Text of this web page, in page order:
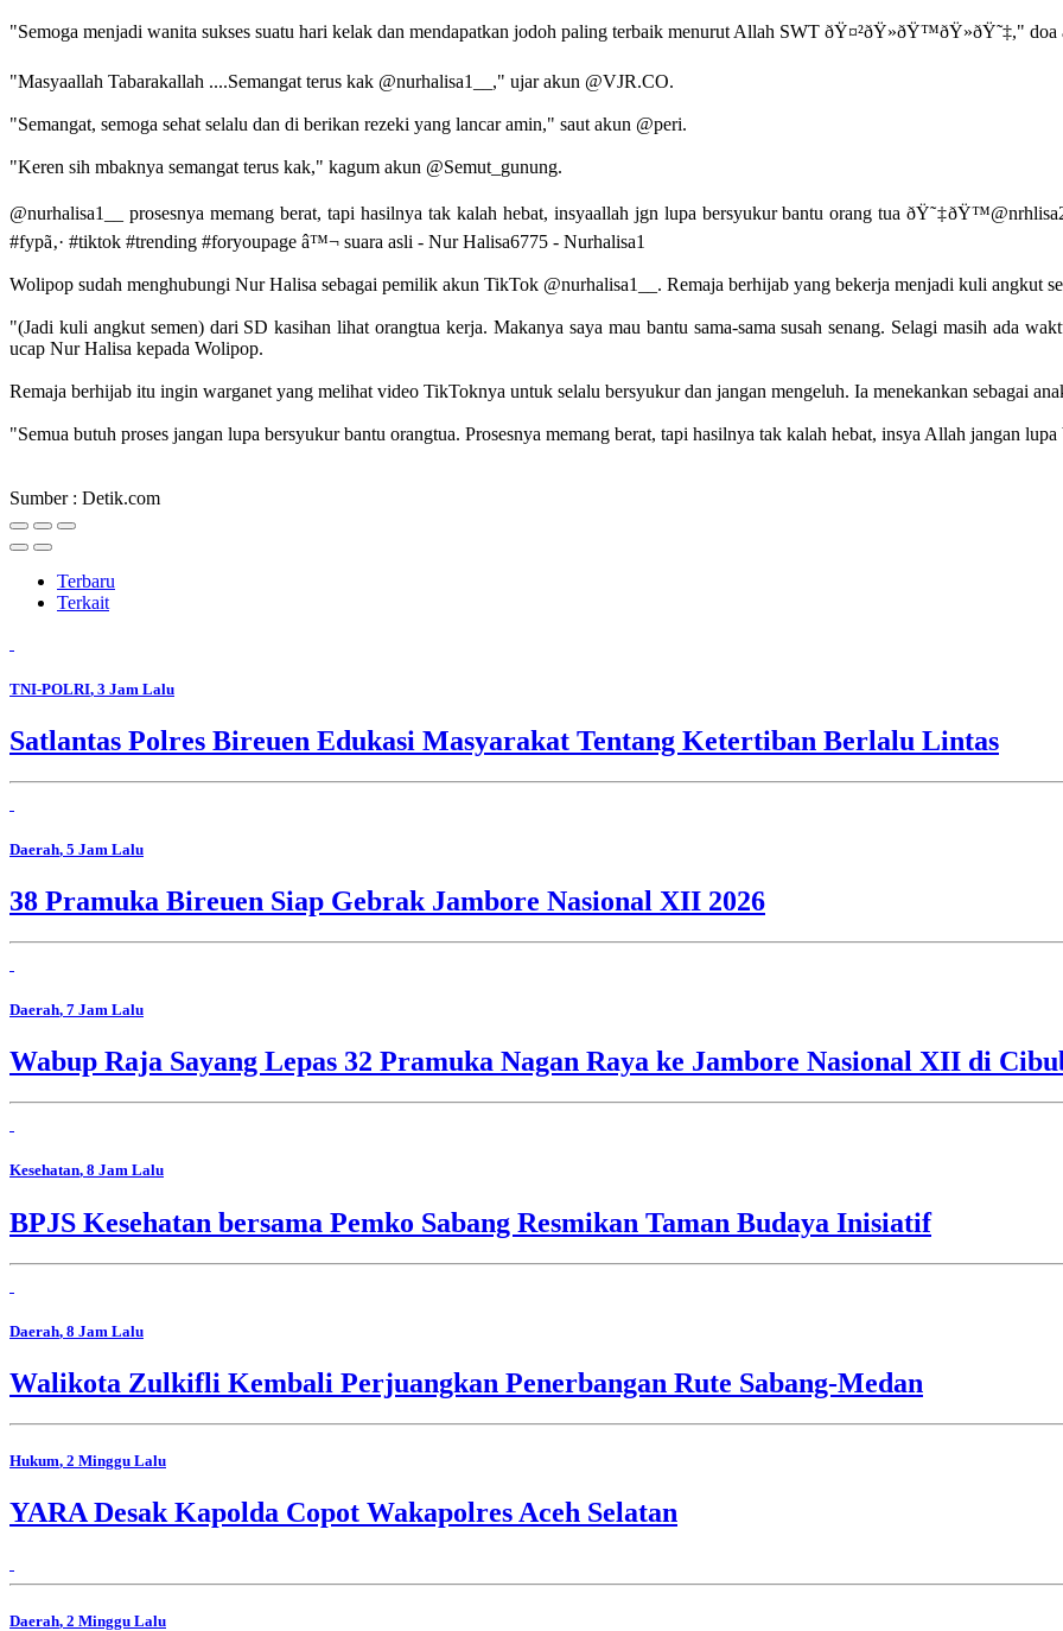
"Semoga menjadi wanita sukses suatu hari kelak dan mendapatkan jodoh paling terbaik menurut Allah SWT ðŸ¤²ðŸ»ðŸ™ðŸ»ðŸ˜‡,"
"Masyaallah Tabarakallah ....Semangat terus kak @nurhalisa1__," ujar akun @VJR.CO.
"Semangat, semoga sehat selalu dan di berikan rezeki yang lancar amin," saut akun @peri.
"Keren sih mbaknya semangat terus kak," kagum akun @Semut_gunung.
@nurhalisa1__ prosesnya memang berat, tapi hasilnya tak kalah hebat, insyaallah jgn lupa bersyukur bantu orang tua
#fypã‚· #tiktok #trending #foryoupage â™¬ suara asli - Nur Halisa6775 - Nurhalisa1
Wolipop sudah menghubungi Nur Halisa sebagai pemilik akun TikTok @nurhalisa1__. Remaja berhijab yang bekerja menjadi kuli angkut
"(Jadi kuli angkut semen) dari SD kasihan lihat orangtua kerja. Makanya saya mau bantu sama-sama susah senang. Selagi masih ada
ucap Nur Halisa kepada Wolipop.
Remaja berhijab itu ingin warganet yang melihat video TikToknya untuk selalu bersyukur dan jangan mengeluh. Ia menekankan sebagai
"Semua butuh proses jangan lupa bersyukur bantu orangtua. Prosesnya memang berat, tapi hasilnya tak kalah hebat, insya Allah jangan
Sumber : Detik.com
Terbaru
Terkait
TNI-POLRI, 3 Jam Lalu
Satlantas Polres Bireuen Edukasi Masyarakat Tentang Ketertiban Berlalu Lintas
Daerah, 5 Jam Lalu
38 Pramuka Bireuen Siap Gebrak Jambore Nasional XII 2026
Daerah, 7 Jam Lalu
Wabup Raja Sayang Lepas 32 Pramuka Nagan Raya ke Jambore Nasional XII di
Kesehatan, 8 Jam Lalu
BPJS Kesehatan bersama Pemko Sabang Resmikan Taman Budaya Inisiatif
Daerah, 8 Jam Lalu
Walikota Zulkifli Kembali Perjuangkan Penerbangan Rute Sabang-Medan
Hukum, 2 Minggu Lalu
YARA Desak Kapolda Copot Wakapolres Aceh Selatan
Daerah, 2 Minggu Lalu